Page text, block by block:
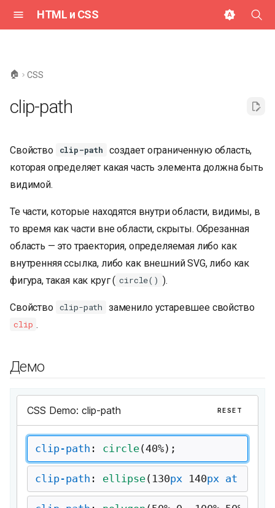
HTML и CSS
ц
а
л
з
ц
и
я
п
и
🏠 CSS
clip-path
Свойство clip-path
создает ограниченную область,
которая определяет какая часть элемента должна быть
видимой.
Те части, которые находятся внутри области, видимы, в
то время как части вне области, скрыты. Обрезанная
область — это траектория, определяемая либо как
внутренняя ссылка, либо как внешний SVG, либо как
фигура, такая как круг ( circle() ).
Свойство clip-path заменило устаревшее свойство
clip .
Демо